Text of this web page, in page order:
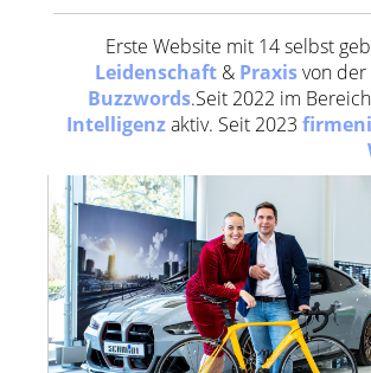
Erste Website mit 14 selbst
Leidenschaft & Praxisvon der
Buzzwords.Seit 2022 im Bereich
Intelligenzaktiv. Seit 2023